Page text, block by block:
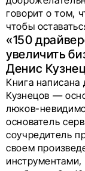
говорит о том,
чтобы
«150
увеличить
Денис
Книга
Кузнецов —
люков-
основатель
соучредитель
своем